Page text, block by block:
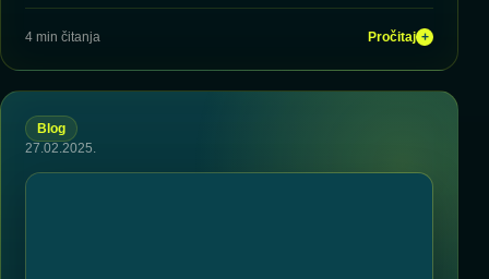
4 min čitanja Pročitaj +
Blog
27.02.2025.